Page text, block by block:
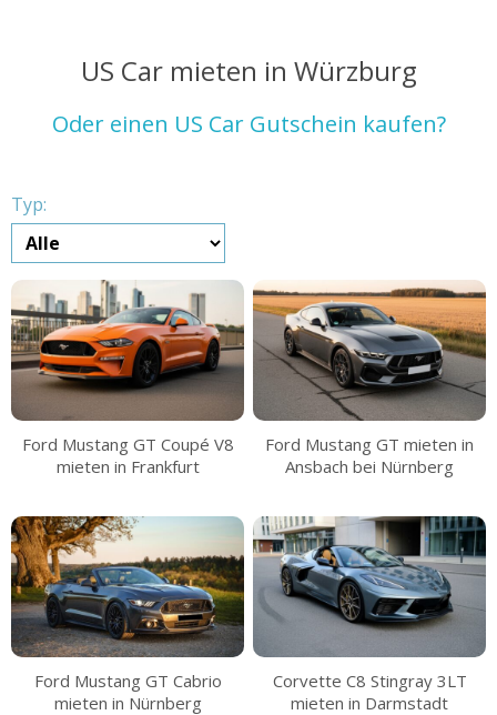
US Car mieten in Würzburg
Oder einen US Car Gutschein kaufen?
Typ:
Ford Mustang GT Coupé V8
mieten in Frankfurt
Ford Mustang GT mieten in
Ansbach bei Nürnberg
Ford Mustang GT Cabrio
mieten in Nürnberg
Corvette C8 Stingray 3LT
mieten in Darmstadt